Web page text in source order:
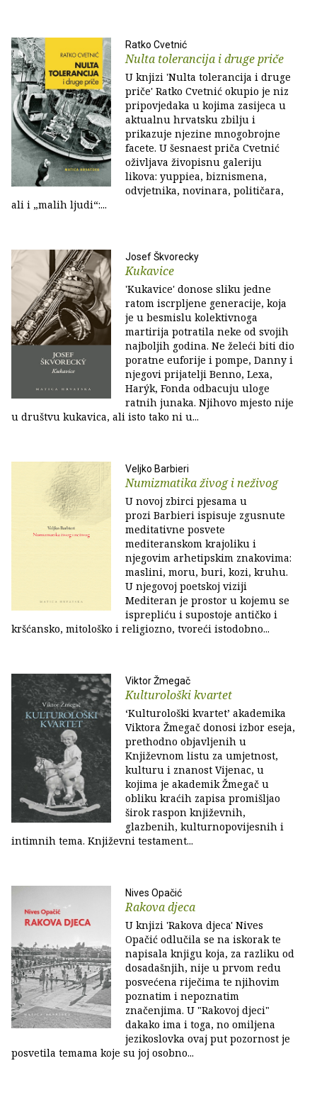
Ratko Cvetnić
Nulta tolerancija i druge priče
U knjizi 'Nulta tolerancija i druge
priče' Ratko Cvetnić okupio je niz
pripovjedaka u kojima zasijeca u
aktualnu hrvatsku zbilju i
prikazuje njezine mnogobrojne
facete. U šesnaest priča Cvetnić
oživljava živopisnu galeriju
likova: yuppiea, biznismena,
odvjetnika, novinara, političara,
ali i „malih ljudi“:...
Josef Škvorecky
Kukavice
'Kukavice' donose sliku jedne
ratom iscrpljene generacije, koja
je u besmislu kolektivnoga
martirija potratila neke od svojih
najboljih godina. Ne želeći biti dio
poratne euforije i pompe, Danny i
njegovi prijatelji Benno, Lexa,
Harýk, Fonda odbacuju uloge
ratnih junaka. Njihovo mjesto nije
u društvu kukavica, ali isto tako ni u...
Veljko Barbieri
Numizmatika živog i neživog
U novoj zbirci pjesama u
prozi Barbieri ispisuje zgusnute
meditativne posvete
mediteranskom krajoliku i
njegovim arhetipskim znakovima:
maslini, moru, buri, kozi, kruhu.
U njegovoj poetskoj viziji
Mediteran je prostor u kojemu se
isprepliću i supostoje antičko i
kršćansko, mitološko i religiozno, tvoreći istodobno...
Viktor Žmegač
Kulturološki kvartet
‘Kulturološki kvartet’ akademika
Viktora Žmegač donosi izbor eseja,
prethodno objavljenih u
Književnom listu za umjetnost,
kulturu i znanost Vijenac, u
kojima je akademik Žmegač u
obliku kraćih zapisa promišljao
širok raspon književnih,
glazbenih, kulturnopovijesnih i
intimnih tema. Književni testament...
Nives Opačić
Rakova djeca
U knjizi 'Rakova djeca' Nives
Opačić odlučila se na iskorak te
napisala knjigu koja, za razliku od
dosadašnjih, nije u prvom redu
posvećena riječima te njihovim
poznatim i nepoznatim
značenjima. U "Rakovoj djeci"
dakako ima i toga, no omiljena
jezikoslovka ovaj put pozornost je
posvetila temama koje su joj osobno...